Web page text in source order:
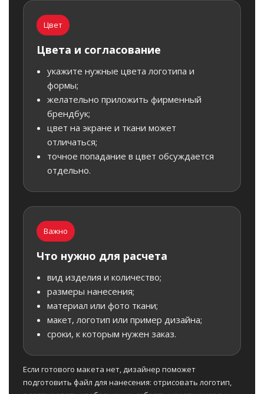
Цвет
Цвета и согласование
укажите нужные цвета логотипа и
формы;
желательно приложить фирменный
брендбук;
цвет на экране и ткани может
отличаться;
точное попадание в цвет обсуждается
отдельно.
Важно
Что нужно для расчета
вид изделия и количество;
размеры нанесения;
материал или фото ткани;
макет, логотип или пример дизайна;
сроки, к которым нужен заказ.
Если готового макета нет, дизайнер поможет
подготовить файл для нанесения: отрисовать логотип,